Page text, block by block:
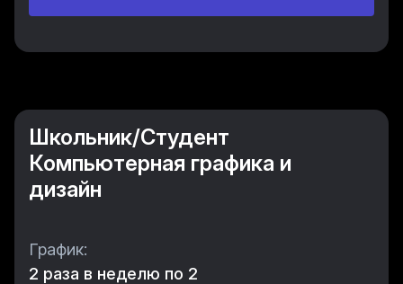
Школьник/Студент
Компьютерная графика и
дизайн
График:
2 раза в неделю по 2